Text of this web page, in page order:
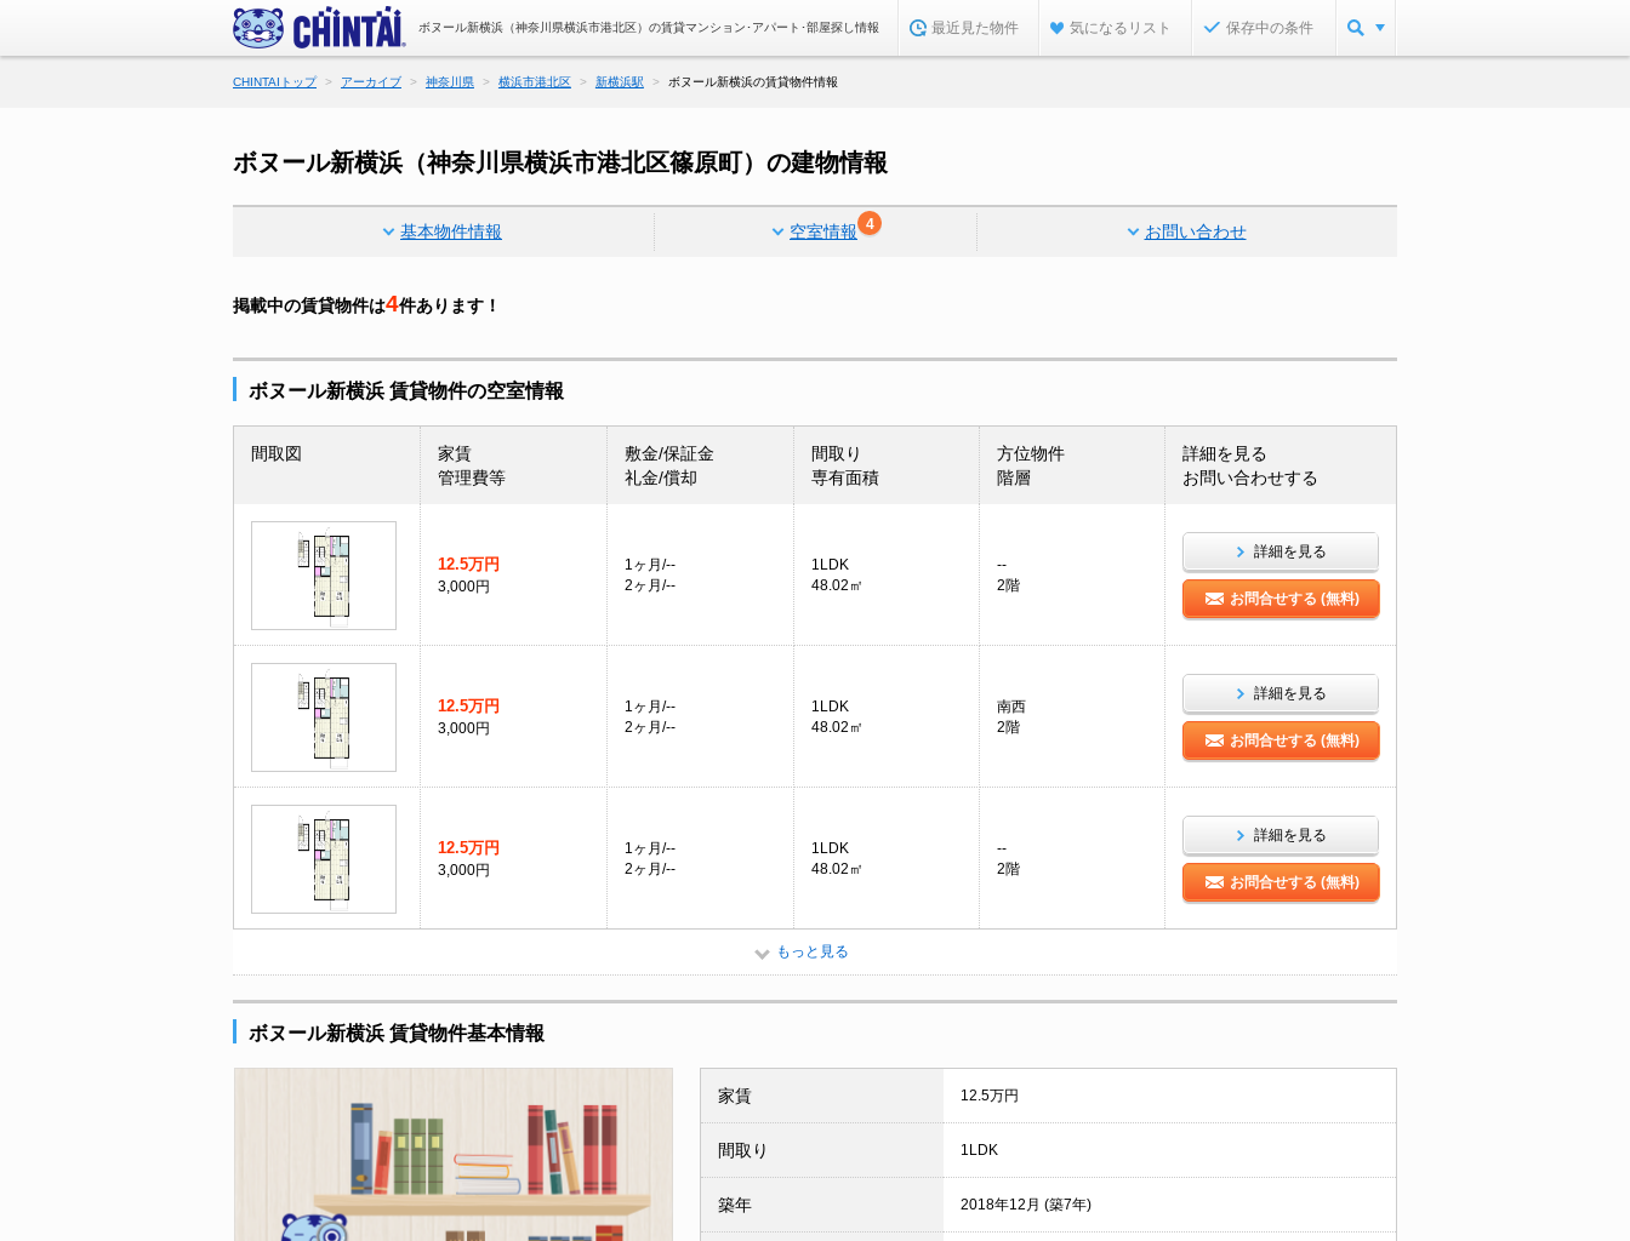
ボヌール新横浜（神奈川県横浜市港北区）の賃貸マンション･アパート･部屋探し情報 最近見た物件 気になるリスト 保存中の条件
CHINTAIトップ アーカイブ 神奈川県 横浜市港北区 新横浜駅 ボヌール新横浜の賃貸物件情報
ボヌール新横浜（神奈川県横浜市港北区篠原町）の建物情報
基本物件情報 空室情報 4 お問い合わせ
掲載中の賃貸物件は4件あります！
ボヌール新横浜 賃貸物件の空室情報
間取図
家賃
管理費等
敷金/保証金
礼金/償却
間取り
専有面積
方位物件
階層
詳細を見る
お問い合わせする
12.5万円
3,000円
1ヶ月/--
2ヶ月/--
1LDK
48.02㎡
--
2階
詳細を見る
お問合せする (無料)
12.5万円
3,000円
1ヶ月/--
2ヶ月/--
1LDK
48.02㎡
南西
2階
詳細を見る
お問合せする (無料)
12.5万円
3,000円
1ヶ月/--
2ヶ月/--
1LDK
48.02㎡
--
2階
詳細を見る
お問合せする (無料)
もっと見る
ボヌール新横浜 賃貸物件基本情報
家賃 12.5万円
間取り 1LDK
築年 2018年12月 (築7年)